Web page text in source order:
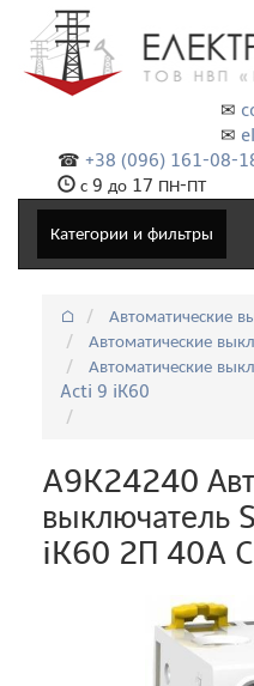
✉
✉
☎ +38 (096) 161-08-
с 9 до 17 ПН-ПТ
Категории и фильтры
⌂
Автоматические
Автоматические
Автоматические
Acti 9 iK60
A9K24240
выключатель
iK60 2П 40A C